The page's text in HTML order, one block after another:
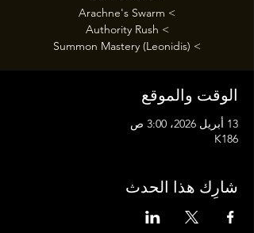
> Summon Mastery (Leonidis)
الوقت والموقع
13 أبريل 2026، 3:00 ص
K186
شارِك هذا الحدث